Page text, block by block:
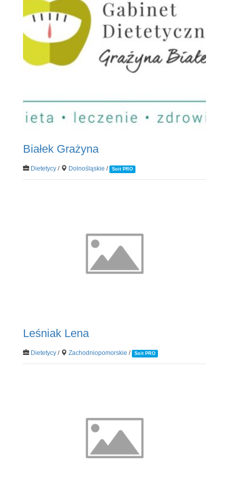
Białek Grażyna
Dietetycy/ Dolnośląskie / Soit PRO
Leśniak Lena
Dietetycy/ Zachodniopomorskie / Soit PRO